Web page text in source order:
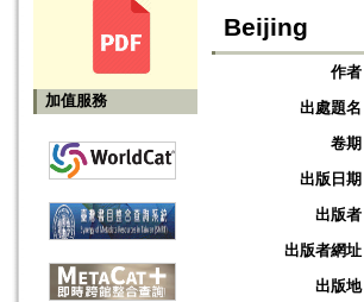
加值服務
Beijing
作者
出處題名
卷期
出版日期
出版者
出版者網址
出版地